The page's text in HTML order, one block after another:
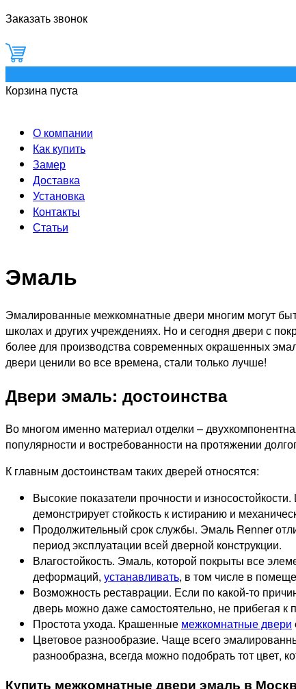
Заказать звонок
Корзина пуста
О компании
Как купить
Замер
Доставка
Установка
Контакты
Статьи
Эмаль
Эмалированные межкомнатные двери многим могут
школах и других учреждениях. Но и сегодня двери с
более для производства современных окрашенных
двери ценили во все времена, стали только лучше!
Двери эмаль: достоинства
Во многом именно материал отделки –
популярности и востребованности на протяжении
К главным достоинствам таких дверей относятся:
Высокие показатели прочности и
демонстрирует стойкость к истиранию и
Продолжительный срок службы. Эмаль Renner
период эксплуатации всей дверной конструкции.
Влагостойкость. Эмаль, которой покрыты все
деформаций, устанавливать, в том числе в
Возможность реставрации. Если по какой-то
дверь можно даже самостоятельно, не прибегая к
Простота ухода. Крашенные межкомнатные двери
Цветовое разнообразие. Чаще всего
разнообразна, всегда можно подобрать тот цвет,
Купить межкомнатные двери эмаль в